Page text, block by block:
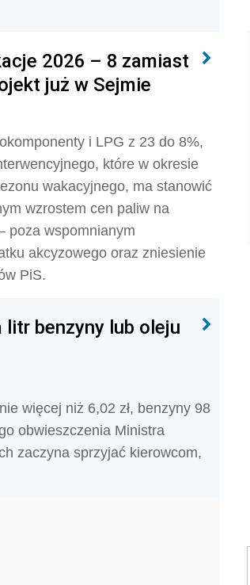
2026 – 8 zamiast
już w Sejmie
i LPG z 23 do 8%,
które w okresie
wakacyjnego, ma stanowić
wzrostem cen paliw na
poza wspomnianym
akcyzowego oraz zniesienie
PiS.
litr benzyny lub oleju
więcej niż 6,02 zł, benzyny 98
obwieszczenia Ministra
zaczyna sprzyjać kierowcom,